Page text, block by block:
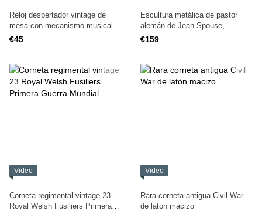
Reloj despertador vintage de
mesa con mecanismo musical,
años 80
€45
Escultura metálica de pastor
alemán de Jean Spouse,
Inglaterra
€159
Video
Corneta regimental vintage 23
Royal Welsh Fusiliers Primera
Video
Rara corneta antigua Civil War
de latón macizo